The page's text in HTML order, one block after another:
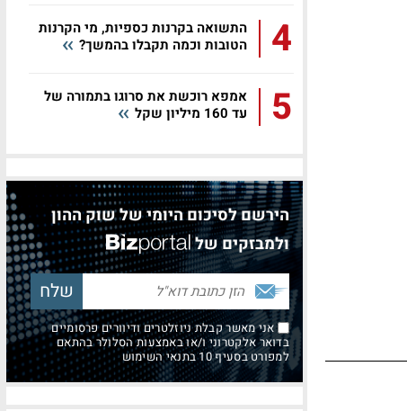
4
התשואה בקרנות כספיות, מי הקרנות
הטובות וכמה תקבלו בהמשך?
5
אמפא רוכשת את סרוגו בתמורה של
עד 160 מיליון שקל
הירשם לסיכום היומי של שוק ההון
ולמבזקים של
אני מאשר קבלת ניוזלטרים ודיוורים פרסומיים
בדואר אלקטרוני ו/או באמצעות הסלולר בהתאם
למפורט בסעיף 10 בתנאי השימוש